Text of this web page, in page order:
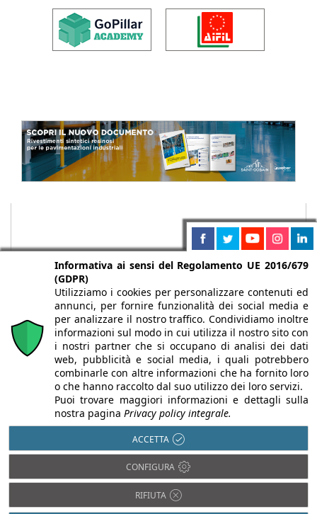
Chi siamo Autori Per la tua pubblicità
Iscriviti alla
newsletter
Infobuild è testata registrata presso il Tribunale di Milano al n° 63
dell’8/3/2013 - ISSN 2282-2267
© 2000-2026 Infoweb srl - P.IVA 13155920153 - Tutti i diritti
Informativa ai sensi del Regolamento UE 2016/679
(GDPR)
Utilizziamo i cookies per personalizzare contenuti ed
annunci, per fornire funzionalità dei social media e
per analizzare il nostro traffico. Condividiamo inoltre
informazioni sul modo in cui utilizza il nostro sito con
i nostri partner che si occupano di analisi dei dati
web, pubblicità e social media, i quali potrebbero
combinarle con altre informazioni che ha fornito loro
o che hanno raccolto dal suo utilizzo dei loro servizi.
Puoi trovare maggiori informazioni e dettagli sulla
nostra pagina Privacy policy integrale.
ACCETTA
CONFIGURA
RIFIUTA